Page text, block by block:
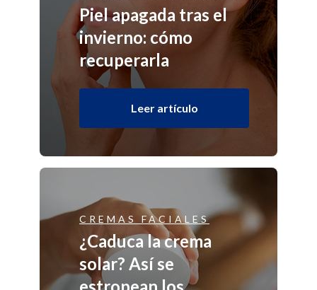
Piel apagada tras el
invierno: cómo
recuperarla
Leer artículo
CREMAS FACIALES
¿Caduca la crema
solar? Así se